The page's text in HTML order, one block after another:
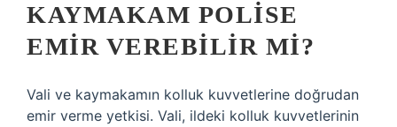
KAYMAKAM POLISE
EMIR VEREBILIR MI?
Vali ve kaymakamın kolluk kuvvetlerine doğrudan
emir verme yetkisi. Vali, ildeki kolluk kuvvetlerinin